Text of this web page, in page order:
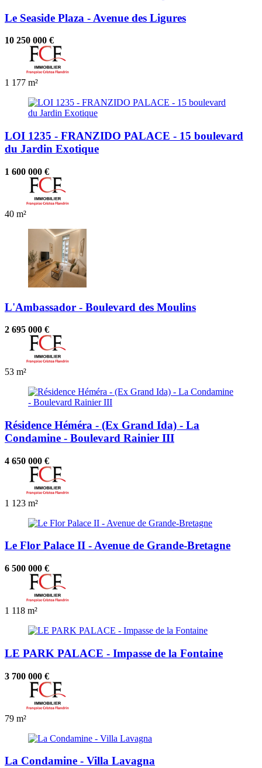
Le Seaside Plaza - Avenue des Ligures
10 250 000 €
1 177 m²
LOI 1235 - FRANZIDO PALACE - 15 boulevard
du Jardin Exotique
1 600 000 €
40 m²
L'Ambassador - Boulevard des Moulins
2 695 000 €
53 m²
Résidence Héméra - (Ex Grand Ida) - La
Condamine - Boulevard Rainier III
4 650 000 €
1 123 m²
Le Flor Palace II - Avenue de Grande-Bretagne
6 500 000 €
1 118 m²
LE PARK PALACE - Impasse de la Fontaine
3 700 000 €
79 m²
La Condamine - Villa Lavagna